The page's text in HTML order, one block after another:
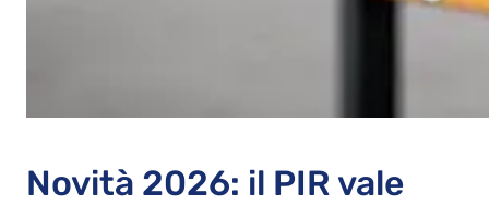
Novità 2026: il PIR vale